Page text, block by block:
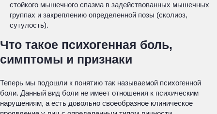
стойкого мышечного спазма в задействованных мышечных
группах и закреплению определенной позы (сколиоз,
сутулость).
Что такое психогенная боль,
симптомы и признаки
Теперь мы подошли к понятию так называемой психогенной
боли. Данный вид боли не имеет отношения к психическим
нарушениям, а есть довольно своеобразное клиническое